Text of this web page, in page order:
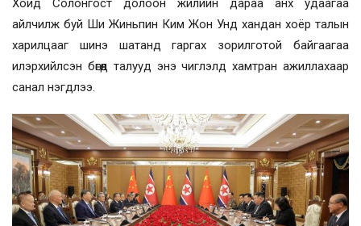
Хойд Солонгост долоон жилийн дараа анх удаагаа
айлчилж буй Ши Жиньпин Ким Жон Унд хандан хоёр талын
харилцааг шинэ шатанд гаргах зорилготой байгаагаа
илэрхийлсэн бөгөөд талууд энэ чиглэлд хамтран ажиллахаар
санал нэгдлээ.